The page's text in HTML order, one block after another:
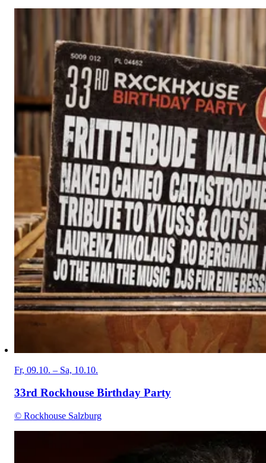
Fr, 09.10. – Sa, 10.10.
33rd Rockhouse Birthday Party
© Rockhouse Salzburg